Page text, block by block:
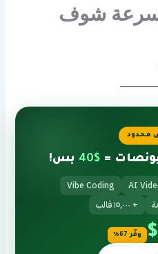
بسرعة شوف
محدود
$40 بس!
AI
Vibe Coding
+ ١٥,٠٠٠ قالب
وفّر 67%